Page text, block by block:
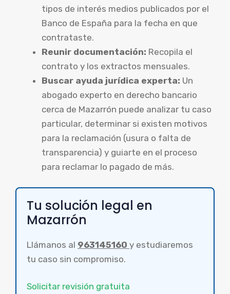
tipos de interés medios publicados por el
Banco de España para la fecha en que
contrataste.
Reunir documentación: Recopila el
contrato y los extractos mensuales.
Buscar ayuda jurídica experta: Un
abogado experto en derecho bancario
cerca de Mazarrón puede analizar tu caso
particular, determinar si existen motivos
para la reclamación (usura o falta de
transparencia) y guiarte en el proceso
para reclamar lo pagado de más.
Tu solución legal en
Mazarrón
Llámanos al 963145160 y estudiaremos
tu caso sin compromiso.
Solicitar revisión gratuita